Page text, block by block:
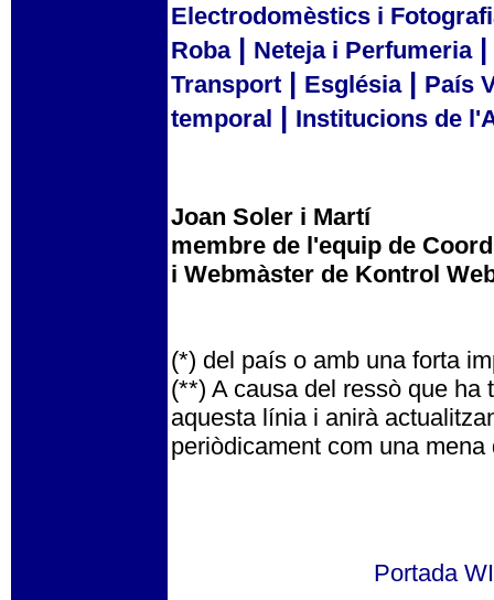
Electrodomèstics i
Roba| Neteja i Perfumeria|
Transport | Església| País
temporal | Institucions de
Joan Soler i Martí
membre de l'equip de
i Webmàster de Kontrol
(*) del país o amb una forta
(**) A causa del ressò que
aquesta línia i anirà
periòdicament com una
Portada